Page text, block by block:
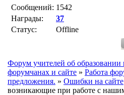
Сообщений: 1542
Награды:
37
Статус:
Offline
Форум учителей об
форумчанах и сайте » Работа
предложения. » Ошибки на сайте
возникающие при работе с